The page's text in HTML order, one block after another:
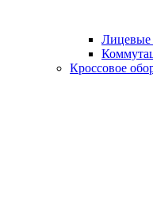
Лицевые
Кроссовое